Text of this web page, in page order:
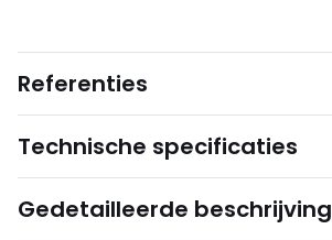
Referenties
Technische specificaties
Gedetailleerde beschrijving